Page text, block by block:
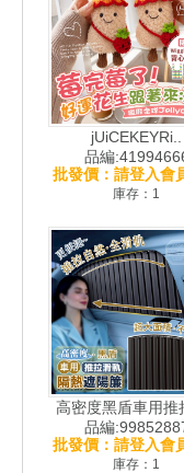
jUiCEKEYRi..
品編
批發價：請登入會
庫存：1
高密度黑盾車用推
品編
批發價：請登入會
庫存：1